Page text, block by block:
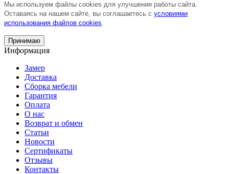
Мы используем файлы cookies для улучшения работы сайта.
Оставаясь на нашем сайте, вы соглашаетесь с условиями
использования файлов cookies.
Принимаю
Информация
Замер
Доставка
Сборка мебели
Гарантия
Оплата
О нас
Возврат и обмен
Статьи
Новости
Сертификаты
Отзывы
Контакты